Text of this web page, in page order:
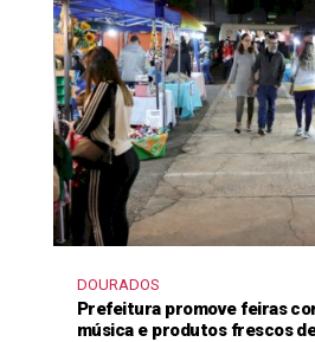
DOURADOS
Prefeitura promove feiras
música e produtos frescos